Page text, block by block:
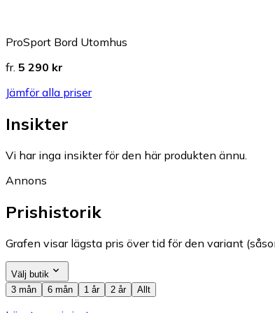
ProSport Bord Utomhus
fr. 5 290 kr
Jämför alla priser
Insikter
Vi har inga insikter för den här produkten ännu.
Annons
Prishistorik
Grafen visar lägsta pris över tid för den variant
Välj butik
3 mån
6 mån 1 år 2 år Allt